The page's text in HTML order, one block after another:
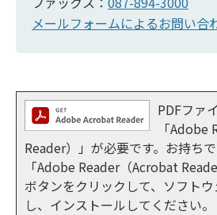
メールフォームによるお問い合
PDFファ
「
Reader）」が必要です。お持ち
「Adobe Reader（Acrobat
ボタンをクリックして、ソフト
し、インストールしてください。